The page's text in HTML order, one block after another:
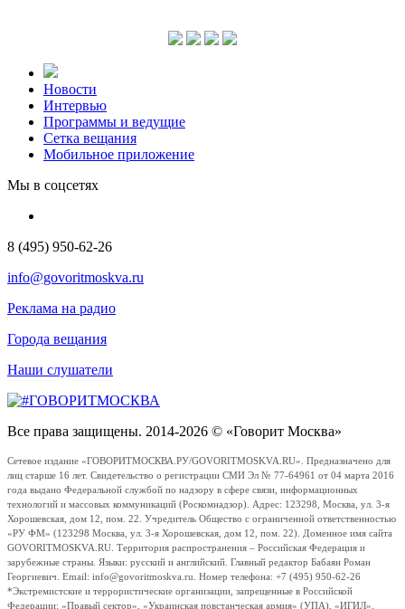
Новости
Интервью
Программы и ведущие
Сетка вещания
Мобильное приложение
Мы в соцсетях
8 (495) 950-62-26
info@govoritmoskva.ru
Реклама на радио
Города вещания
Наши слушатели
Все права защищены. 2014-2026 © «Говорит Москва»
Сетевое издание «ГОВОРИТМОСКВА.РУ/GOVORITMOSKVA.RU». Предназначено для
лиц старше 16 лет. Свидетельство о регистрации СМИ Эл № 77-64961 от 04 марта 2016
года выдано Федеральной службой по надзору в сфере связи, информационных
технологий и массовых коммуникаций (Роскомнадзор). Адрес: 123298, Москва, ул. 3-я
Хорошевская, дом 12, пом. 22. Учредитель Общество с ограниченной ответственностью
«РУ ФМ» (123298 Москва, ул. 3-я Хорошевская, дом 12, пом. 22). Доменное имя сайта
GOVORITMOSKVA.RU. Территория распространения – Российская Федерация и
зарубежные страны. Языки: русский и английский. Главный редактор Бабаян Роман
Георгиевич. Email: info@govoritmoskva.ru. Номер телефона: +7 (495) 950-62-26
*Экстремистские и террористические организации, запрещенные в Российской
Федерации: «Правый сектор», «Украинская повстанческая армия» (УПА), «ИГИЛ»,